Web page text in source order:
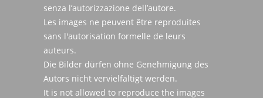
senza l’autorizzazione dell’autore.
Les images ne peuvent être reproduites
sans l'autorisation formelle de leurs
auteurs.
Die Bilder dürfen ohne Genehmigung des
Autors nicht vervielfältigt werden.
It is not allowed to reproduce the images